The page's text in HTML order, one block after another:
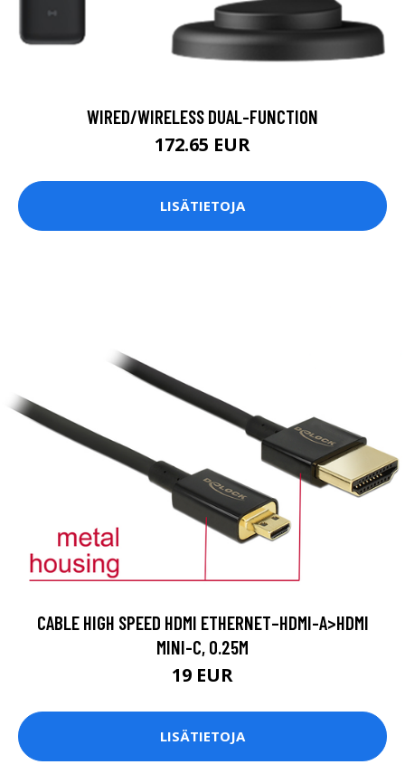
WIRED/WIRELESS DUAL-FUNCTION
172.65 EUR
LISÄTIETOJA
CABLE HIGH SPEED HDMI ETHERNET–HDMI-A>HDMI
MINI-C, 0.25M
19 EUR
LISÄTIETOJA